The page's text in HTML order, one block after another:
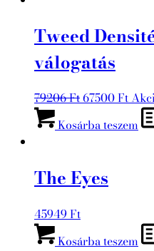
Tweed
válogatás
79206FtOriginal
was:
67500Ft
price
is:
Kosárba teszem
The Eyes
45949Ft
Kosárba teszem